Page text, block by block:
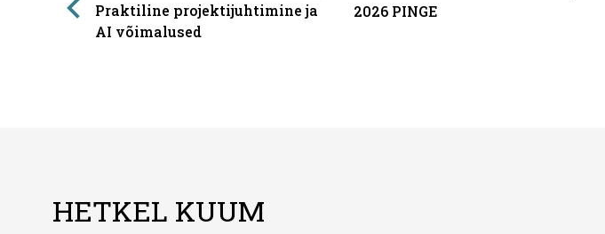
Praktiline projektijuhtimine ja
AI võimalused
2026 PINGE
HETKEL KUUM